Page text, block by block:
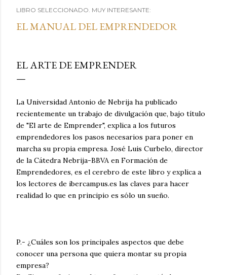
LIBRO SELECCIONADO. MUY INTERESANTE:
EL MANUAL DEL EMPRENDEDOR
EL ARTE DE EMPRENDER
La Universidad Antonio de Nebrija ha publicado
recientemente un trabajo de divulgación que, bajo título
de "El arte de Emprender", explica a los futuros
emprendedores los pasos necesarios para poner en
marcha su propia empresa. José Luis Curbelo, director
de la Cátedra Nebrija-BBVA en Formación de
Emprendedores, es el cerebro de este libro y explica a
los lectores de ibercampus.es las claves para hacer
realidad lo que en principio es sólo un sueño.
P.- ¿Cuáles son los principales aspectos que debe
conocer una persona que quiera montar su propia
empresa?